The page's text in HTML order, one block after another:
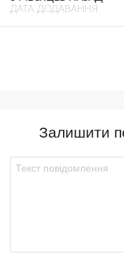
ДАТА ДОДАВАННЯ
Залишити